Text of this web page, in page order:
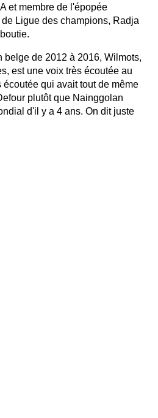
et membre de l'épopée
Ligue des champions, Radja
belge de 2012 à 2016, Wilmots,
est une voix très écoutée au
qui avait tout de même
plutôt que Nainggolan
d'il y a 4 ans. On dit juste